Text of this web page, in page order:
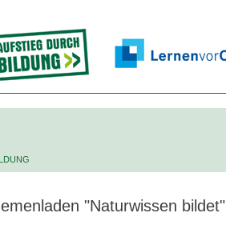
"Naturwissen bildet"